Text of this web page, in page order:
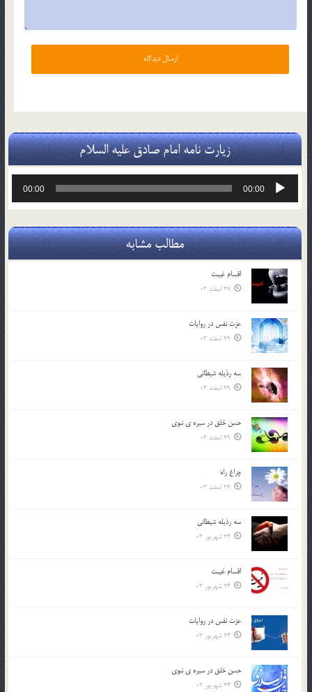
زیارت نامه امام صادق علیه السلام
پخش‌کننده
00:00
00:00
مطالب مشابه
اقسام غيبت
29 اسفند 03
عزت نفس در روايات
29 اسفند 03
سه رذیله شیطانی
29 اسفند 03
حسن خلق در سيره ي نبوي
29 اسفند 03
چراغ راه
29 اسفند 03
سه رذیله شیطانی
24 شهریور 03
اقسام غيبت
24 شهریور 03
عزت نفس در روايات
24 شهریور 03
حسن خلق در سيره ي نبوي
24 شهریور 03